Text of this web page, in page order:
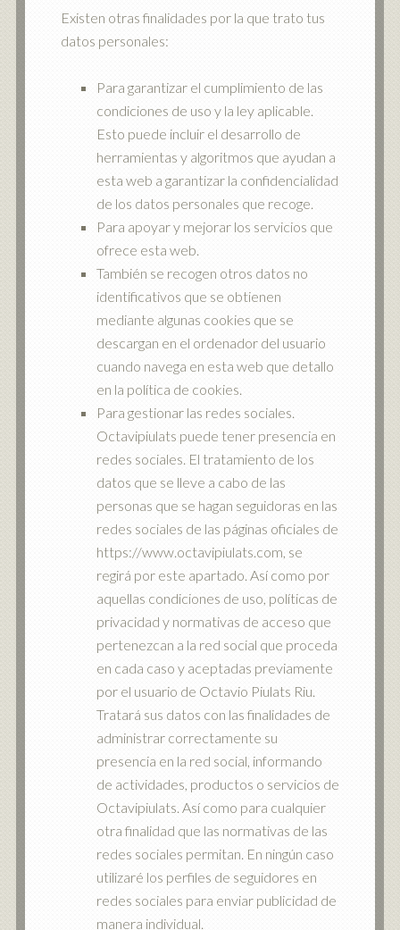
Existen otras finalidades por la que trato tus
datos personales:
Para garantizar el cumplimiento de las
condiciones de uso y la ley aplicable.
Esto puede incluir el desarrollo de
herramientas y algoritmos que ayudan a
esta web a garantizar la confidencialidad
de los datos personales que recoge.
Para apoyar y mejorar los servicios que
ofrece esta web.
También se recogen otros datos no
identificativos que se obtienen
mediante algunas cookies que se
descargan en el ordenador del usuario
cuando navega en esta web que detallo
en la política de cookies.
Para gestionar las redes sociales.
Octavipiulats puede tener presencia en
redes sociales. El tratamiento de los
datos que se lleve a cabo de las
personas que se hagan seguidoras en las
redes sociales de las páginas oficiales de
https://www.octavipiulats.com, se
regirá por este apartado. Así como por
aquellas condiciones de uso, políticas de
privacidad y normativas de acceso que
pertenezcan a la red social que proceda
en cada caso y aceptadas previamente
por el usuario de Octavio Piulats Riu.
Tratará sus datos con las finalidades de
administrar correctamente su
presencia en la red social, informando
de actividades, productos o servicios de
Octavipiulats. Así como para cualquier
otra finalidad que las normativas de las
redes sociales permitan. En ningún caso
utilizaré los perfiles de seguidores en
redes sociales para enviar publicidad de
manera individual.